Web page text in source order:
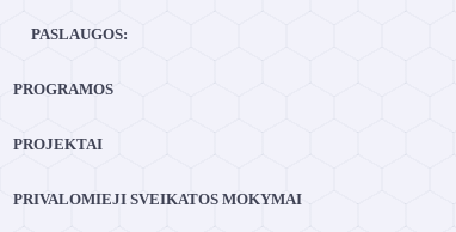
PASLAUGOS:
PROGRAMOS
PROJEKTAI
PRIVALOMIEJI SVEIKATOS MOKYMAI